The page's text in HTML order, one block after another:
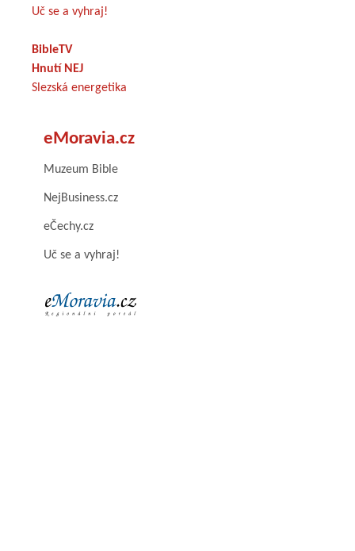
Uč se a vyhraj!
BibleTV
Hnutí NEJ
Slezská energetika
eMoravia.cz
Muzeum Bible
NejBusiness.cz
eČechy.cz
Uč se a vyhraj!